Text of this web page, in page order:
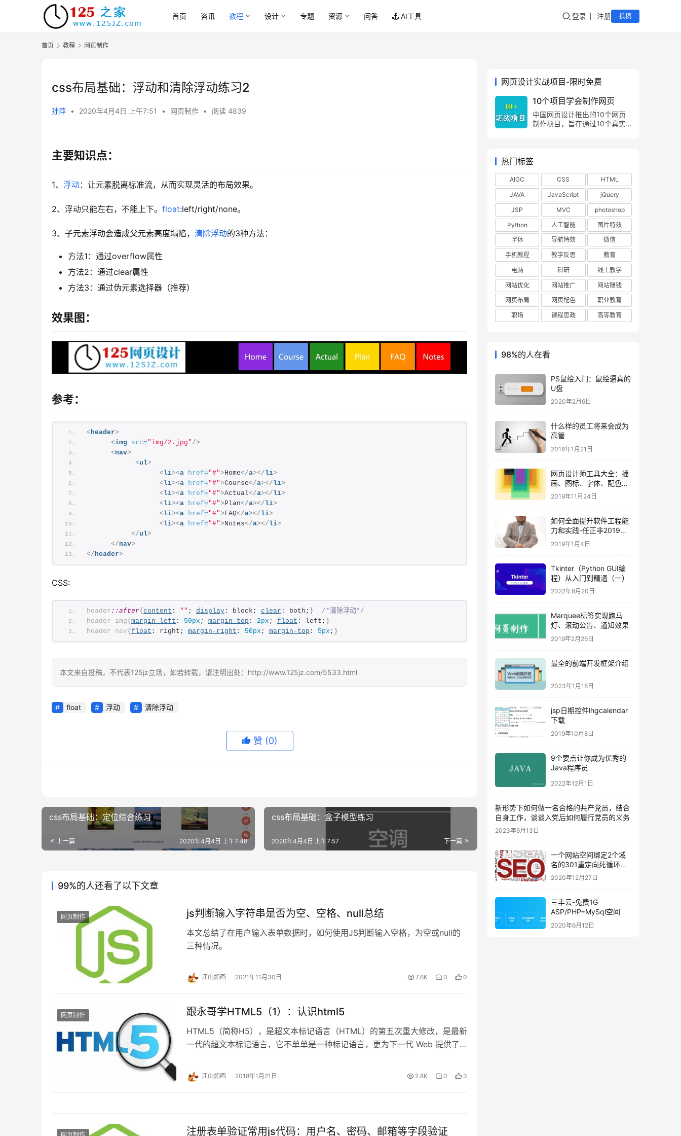
首页 咨讯 教程 设计 专题 资源 问答 AI工具 登录 注册 投稿
首页 教程 网页制作
css布局基础：浮动和清除浮动练习2
孙萍 • 2020年4月4日 上午7:51 • 网页制作 • 阅读 4839
主要知识点：
1、 浮动：让元素脱离标准流，从而实现灵活的布局效果。
2、浮动只能左右，不能上下。 float:left/right/none。
3、子元素浮动会造成父元素高度塌陷， 清除浮动的3种方法：
方法1：通过overflow属性
方法2：通过clear属性
方法3：通过伪元素选择器（推荐）
效果图：
参考：
< header>
<img src="img/2.jpg" />
<nav>
<ul>
<li><a href="#">Home</a></li>
<li><a href="#">Course</a></li>
<li><a href="#">Actual</a></li>
<li><a href="#">Plan</a></li>
<li><a href="#">FAQ</a></li>
<li><a href="#">Notes</a></li>
</ul>
</nav>
</ header>
CSS:
header ::after{content : "" ; display : block; clear : both; }
/*清除浮动*/
header
img{margin-left : 50px ; margin-top : 2px ; float : left; }
header
nav{float : right; margin-right : 50px ; margin-top : 5px ; }
本文来自投稿，不代表125jz立场，如若转载，请注明出处：http://www.125jz.com/5533.html
float 浮动 清除浮动
赞 (0)
css布局基础：定位综合练习
上一篇 2020年4月4日 上午7:48
css布局基础：盒子模型练习
下一篇
2020年4月4日 上午7:57
99%的人还看了以下文章
网页制作 js判断输入字符串是否为空、空格、null总结
本文总结了在用户输入表单数据时，如何使用JS判断输入空格，为空或null的
三种情况。
江山如画 2021年11月30日 7.6K 0 0
网页制作 跟永哥学HTML5（1）：认识html5
HTML5（简称H5），是超文本标记语言（HTML）的第五次重大修改，是最新
一代的超文本标记语言，它不单单是一种标记语言，更为下一代 Web 提供了
江山如画 2018年1月21日 2.8K 0 3
注册表单验证常用js代码：用户名、密码、邮箱等字段验证
网页设计实战项目-限时免费
10个项目学会制作网页
中国网页设计推出的10个网页
制作项目，旨在通过10个真实
热门标签
AIGC CSS
HTML
JAVA
JavaScript
jQuery
JSP
MVC
photoshop
Python
人工智能
图片特效
字体
导航特效
微信
手机教程
教学反思
教育
电脑
科研
线上教学
网站优化
网站推广
网站赚钱
网页布局
网页配色
职业教育
职场
课程思政 高等教育
98%的人在看
PS鼠绘入门：鼠绘逼真的
U盘
2020年2月6日
什么样的员工将来会成为
高管
2018年1月21日
网页设计师工具大全：插
画、图标、字体、配色、
背景、图库、模板、主题
2019年11月24日
如何全面提升软件工程能
力和实践-任正非2019华
为一号文
2019年1月4日
Tkinter（Python GUI编
程）从入门到精通（一）
2022年8月20日
Marquee标签实现跑马
灯、滚动公告、通知效果
2019年2月26日
最全的前端开发框架介绍
2023年1月18日
jsp日期控件lhgcalendar
下载
2019年10月8日
9个要点让你成为优秀的
Java程序员
2022年12月1日
新形势下如何做一名合格的共产党员，结合
自身工作，谈谈入党后如何履行党员的义务
2023年6月13日
一个网站空间绑定2个域
名的301重定向死循环解
决方法
2020年12月27日
三丰云-免费1G
ASP/PHP+MySql空间
2020年6月12日